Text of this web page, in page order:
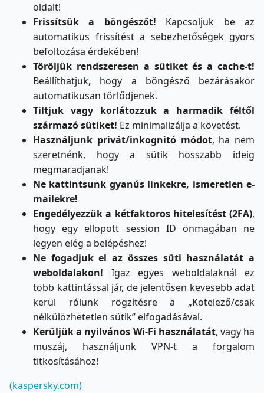
oldalt!
Frissítsük a böngészőt! Kapcsoljuk be az
automatikus frissítést a sebezhetőségek gyors
befoltozása érdekében!
Töröljük rendszeresen a sütiket és a cache-t!
Beállíthatjuk, hogy a böngésző bezárásakor
automatikusan törlődjenek.
Tiltjuk vagy korlátozzuk a harmadik féltől
származó sütiket! Ez minimalizálja a követést.
Használjunk privát/inkognitó módot, ha nem
szeretnénk, hogy a sütik hosszabb ideig
megmaradjanak!
Ne kattintsunk gyanús linkekre, ismeretlen e-
mailekre!
Engedélyezzük a kétfaktoros hitelesítést (2FA),
hogy egy ellopott session ID önmagában ne
legyen elég a belépéshez!
Ne fogadjuk el az összes süti használatát a
weboldalakon! Igaz egyes weboldalaknál ez
több kattintással jár, de jelentősen kevesebb adat
kerül rólunk rögzítésre a „Kötelező/csak
nélkülözhetetlen sütik” elfogadásával.
Kerüljük a nyilvános Wi-Fi használatát, vagy ha
muszáj, használjunk VPN-t a forgalom
titkosításához!
(kaspersky.com)